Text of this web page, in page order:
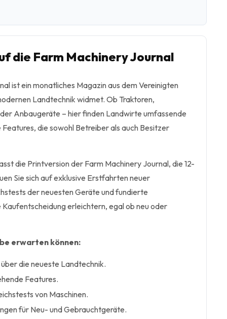
die Farm Machinery Journal
ist ein monatliches Magazin aus dem Vereinigten
Landtechnik widmet. Ob Traktoren,
Anbaugeräte – hier finden Landwirte umfassende
die sowohl Betreiber als auch Besitzer
die Printversion der Farm Machinery Journal, die 12-
Sie sich auf exklusive Erstfahrten neuer
der neuesten Geräte und fundierte
erleichtern, egal ob neu oder
erwarten können:
die neueste Landtechnik.
Features.
von Maschinen.
für Neu- und Gebrauchtgeräte.